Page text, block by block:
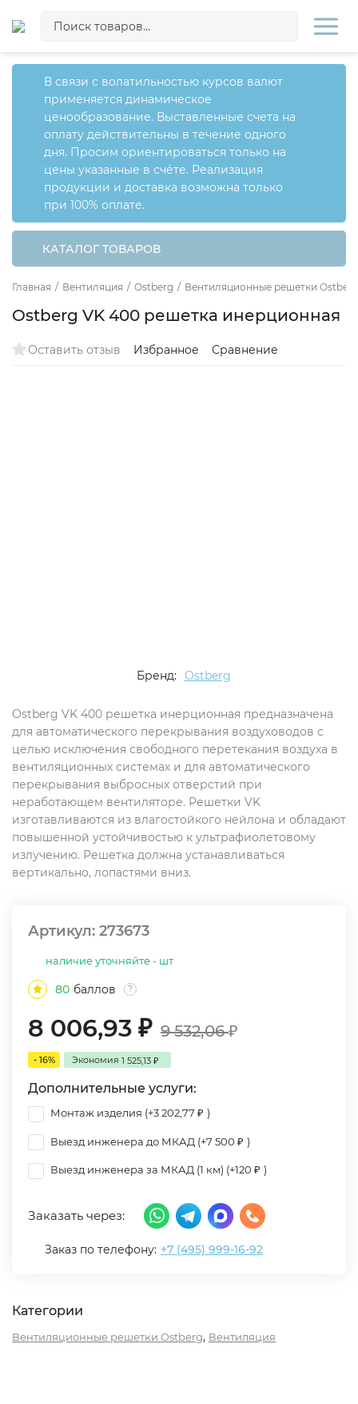
В связи с волатильностью курсов валют
применяется динамическое
ценообразование. Выставленные счета на
оплату действительны в течение одного
дня. Просим ориентироваться только на
цены указанные в счёте. Реализация
продукции и доставка возможна только
при 100% оплате.
КАТАЛОГ ТОВАРОВ
Главная / Вентиляция / Ostberg / Вентиляционные решетки Ostberg
Ostberg VK 400 решетка инерционная
Оставить отзыв Избранное Сравнение
Бренд: Ostberg
Ostberg VK 400 решетка инерционная предназначена
для автоматического перекрывания воздуховодов с
целью исключения свободного перетекания воздуха в
вентиляционных системах и для автоматического
перекрывания выбросных отверстий при
неработающем вентиляторе. Решетки VK
изготавливаются из влагостойкого нейлона и обладают
повышенной устойчивостью к ультрафиолетовому
излучению. Решетка должна устанавливаться
вертикально, лопастями вниз.
Артикул: 273673
наличие уточняйте - шт
80 баллов ?
8 006,93 ₽ 9 532,06₽
- 16% Экономия 1 525,13 ₽
Дополнительные услуги:
Монтаж изделия (+3 202,77 ₽ )
Выезд инженера до МКАД (+7 500 ₽ )
Выезд инженера за МКАД (1 км) (+120 ₽ )
Заказать через:
Заказ по телефону: +7 (495) 999-16-92
Категории
Вентиляционные решетки Ostberg, Вентиляция